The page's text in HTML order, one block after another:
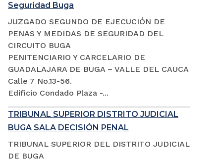
Seguridad Buga
JUZGADO SEGUNDO DE EJECUCIÓN DE
PENAS Y MEDIDAS DE SEGURIDAD DEL
CIRCUITO BUGA
PENITENCIARIO Y CARCELARIO DE
GUADALAJARA DE BUGA – VALLE DEL CAUCA
Calle 7 No.13-56.
Edificio Condado Plaza -...
TRIBUNAL SUPERIOR DISTRITO JUDICIAL
BUGA SALA DECISIÓN PENAL
TRIBUNAL SUPERIOR DEL DISTRITO JUDICIAL
DE BUGA